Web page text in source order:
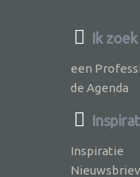
Ik zoek
een
de Agenda
Inspiratie